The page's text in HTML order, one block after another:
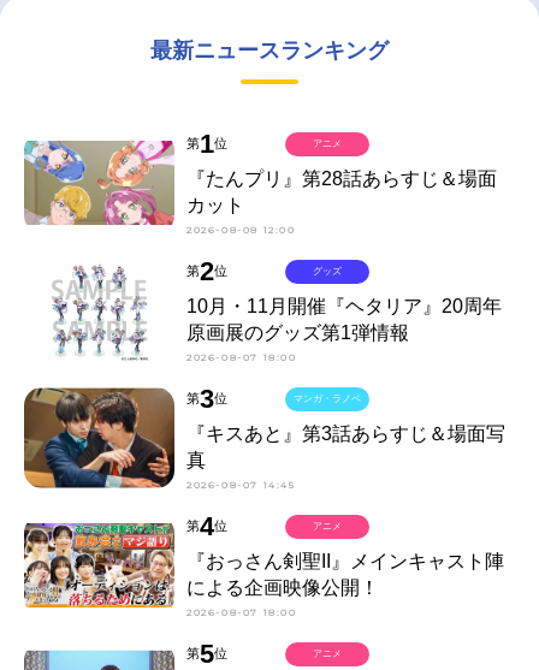
最新ニュースランキング
第1位
『たんプリ』第28話あらすじ＆場面
カット
2026-08-08 12:00
アニメ
第2位
10月・11月開催『ヘタリア』20周年
原画展のグッズ第1弾情報
2026-08-07 18:00
グッズ
第3位
『キスあと』第3話あらすじ＆場面写
真
2026-08-07 14:45
マンガ・ラノベ
第4位
『おっさん剣聖II』メインキャスト陣
による企画映像公開！
2026-08-07 18:00
アニメ
第5位 アニメ